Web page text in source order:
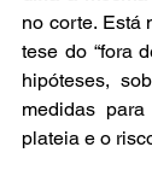
no corte. Está
tese do “fora
hipóteses,
medidas
plateia e o